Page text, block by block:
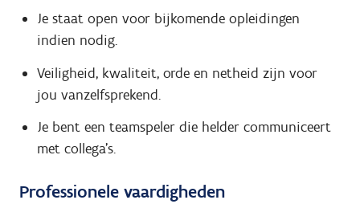
Je staat open voor bijkomende opleidingen
indien nodig.
Veiligheid, kwaliteit, orde en netheid zijn voor
jou vanzelfsprekend.
Je bent een teamspeler die helder communiceert
met collega's.
Professionele vaardigheden